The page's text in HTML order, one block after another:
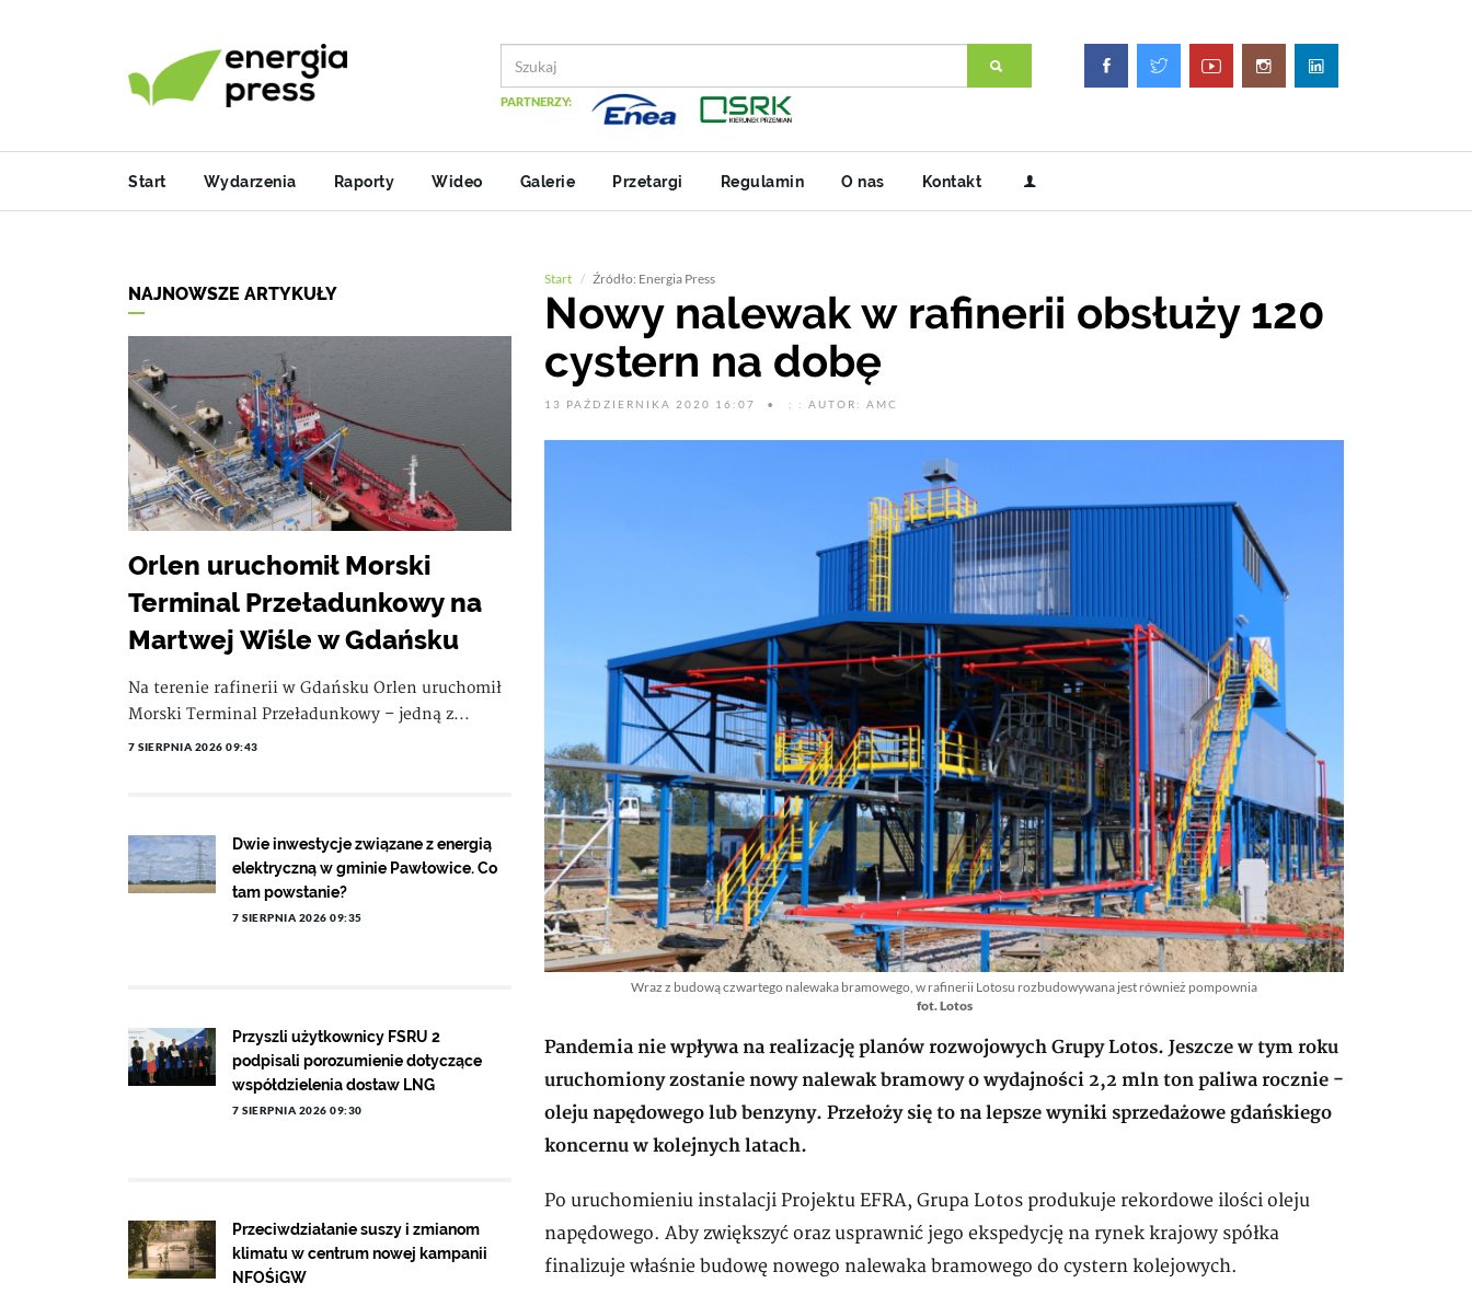
PARTNERZY:
Start Wydarzenia Raporty Wideo Galerie Przetargi Regulamin O nas Kontakt
Start Źródło: Energia Press
Nowy nalewak w rafinerii obsłuży 120
cystern na dobę
13 PAŹDZIERNIKA 2020 16:07 : : AUTOR: AMC
Wraz z budową czwartego nalewaka bramowego, w rafinerii Lotosu rozbudowywana jest również pompownia
fot. Lotos
Pandemia nie wpływa na realizację planów rozwojowych Grupy Lotos. Jeszcze w tym roku
uruchomiony zostanie nowy nalewak bramowy o wydajności 2,2 mln ton paliwa rocznie −
oleju napędowego lub benzyny. Przełoży się to na lepsze wyniki sprzedażowe gdańskiego
koncernu w kolejnych latach.
Po uruchomieniu instalacji Projektu EFRA, Grupa Lotos produkuje rekordowe ilości oleju
napędowego. Aby zwiększyć oraz usprawnić jego ekspedycję na rynek krajowy spółka
finalizuje właśnie budowę nowego nalewaka bramowego do cystern kolejowych.
NAJNOWSZE ARTYKUŁY
Orlen uruchomił Morski
Terminal Przeładunkowy na
Martwej Wiśle w Gdańsku
Na terenie rafinerii w Gdańsku Orlen uruchomił
Morski Terminal Przeładunkowy – jedną z...
7 SIERPNIA 2026 09:43
Dwie inwestycje związane z energią
elektryczną w gminie Pawłowice. Co
tam powstanie?
7 SIERPNIA 2026 09:35
Przyszli użytkownicy FSRU 2
podpisali porozumienie dotyczące
współdzielenia dostaw LNG
7 SIERPNIA 2026 09:30
Przeciwdziałanie suszy i zmianom
klimatu w centrum nowej kampanii
NFOŚiGW